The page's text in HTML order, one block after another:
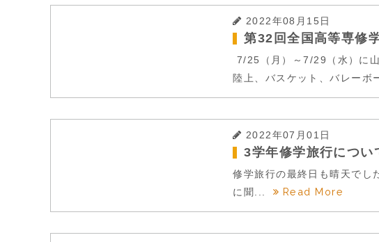
2022年08月15日
第32回全国高等専修
7/25（月）～7/29（水）に
陸上、バスケット、バレーボ
2022年07月01日
3学年修学旅行につい
修学旅行の最終日も晴天で
に聞...
Read More